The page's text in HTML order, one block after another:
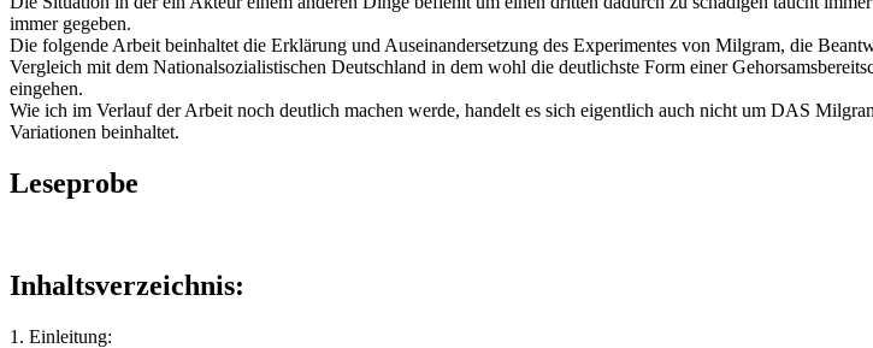
immer gegeben.
Die folgende Arbeit beinhaltet die Erklärung und Auseinandersetzung des Experimentes von Milgram, die
Vergleich mit dem Nationalsozialistischen Deutschland in dem wohl die deutlichste Form einer
eingehen.
Wie ich im Verlauf der Arbeit noch deutlich machen werde, handelt es sich eigentlich auch nicht um DAS
Variationen beinhaltet.
Leseprobe
Inhaltsverzeichnis:
1. Einleitung: